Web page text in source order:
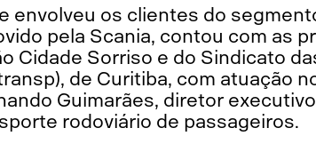
envolveu os clientes do
pela Scania, contou com as
Cidade Sorriso e do Sindicato
de Curitiba, com atuação
Guimarães, diretor
rodoviário de passageiros.